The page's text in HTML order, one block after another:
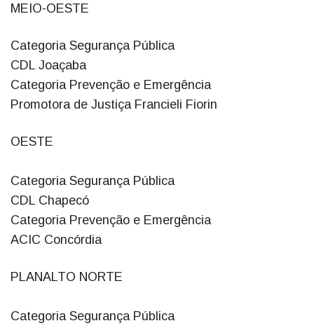
MEIO-OESTE
Categoria Segurança Pública
CDL Joaçaba
Categoria Prevenção e Emergência
Promotora de Justiça Francieli Fiorin
OESTE
Categoria Segurança Pública
CDL Chapecó
Categoria Prevenção e Emergência
ACIC Concórdia
PLANALTO NORTE
Categoria Segurança Pública